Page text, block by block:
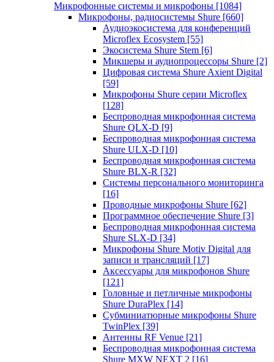
Микрофонные системы и микрофоны [1084]
Микрофоны, радиосистемы Shure [660]
Аудиоэкосистема для конференций
Microflex Ecosystem [55]
Экосистема Shure Stem [6]
Микшеры и аудиопроцессоры Shure [2]
Цифровая система Shure Axient Digital
[59]
Микрофоны Shure серии Microflex
[128]
Беспроводная микрофонная система
Shure QLX-D [9]
Беспроводная микрофонная система
Shure ULX-D [10]
Беспроводная микрофонная система
Shure BLX-R [32]
Системы персонального мониторинга
[16]
Проводные микрофоны Shure [62]
Программное обеспечение Shure [3]
Беспроводная микрофонная система
Shure SLX-D [34]
Микрофоны Shure Motiv Digital для
записи и трансляций [17]
Аксессуары для микрофонов Shure
[121]
Головные и петличные микрофоны
Shure DuraPlex [14]
Субминиатюрные микрофоны Shure
TwinPlex [39]
Антенны RF Venue [21]
Беспроводная микрофонная система
Shure MXW NEXT 2 [16]